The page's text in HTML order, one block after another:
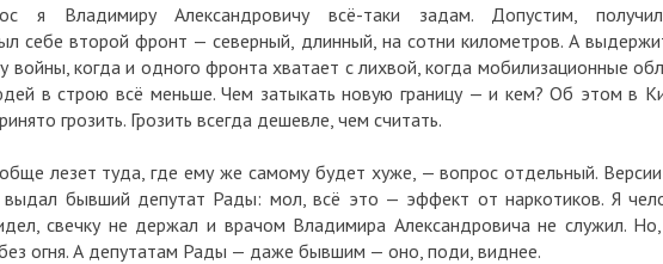
Владимиру Александровичу всё-таки задам. Допустим, получилось,
второй фронт — северный, длинный, на сотни километров. А выдержит ли
когда и одного фронта хватает с лихвой, когда мобилизационные облавы
в строю всё меньше. Чем затыкать новую границу — и кем? Об этом в Киеве
грозить. Грозить всегда дешевле, чем считать.
лезет туда, где ему же самому будет хуже, — вопрос отдельный. Версии тут
бывший депутат Рады: мол, всё это — эффект от наркотиков. Я человек
свечку не держал и врачом Владимира Александровича не служил. Но, как
огня. А депутатам Рады — даже бывшим — оно, поди, виднее.